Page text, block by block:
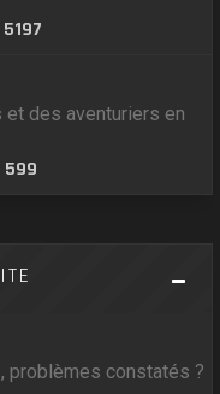
5197
des aventuriers en
599
problèmes constatés ?